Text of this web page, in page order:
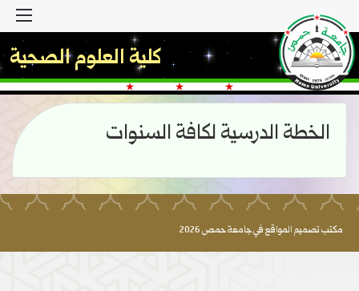
كلية العلوم الصحية
الخطة الدرسية لكافة السنوات
مكتب تصميم المواقع في جامعة حمص 2026